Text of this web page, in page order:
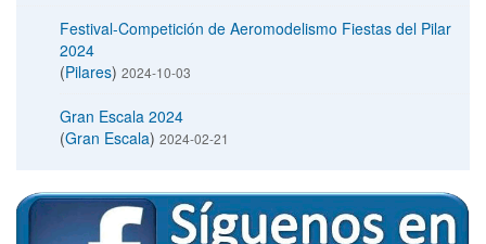
Festival-Competición de Aeromodelismo Fiestas del Pilar
2024
(Pilares) 2024-10-03
Gran Escala 2024
(Gran Escala) 2024-02-21